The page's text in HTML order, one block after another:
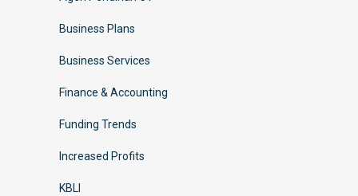
Business Plans
Business Services
Finance & Accounting
Funding Trends
Increased Profits
KBLI